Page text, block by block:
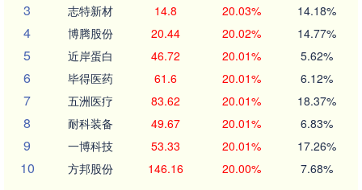
3 志特新材 14.8 20.03% 14.18%
4 博腾股份 20.44 20.02% 14.77%
5 近岸蛋白 46.72 20.01% 5.62%
6 毕得医药 61.6 20.01% 6.12%
7 五洲医疗 83.62 20.01% 18.37%
8 耐科装备 49.67 20.01% 6.83%
9 一博科技 53.33 20.01% 17.26%
10 方邦股份 146.16 20.00% 7.68%